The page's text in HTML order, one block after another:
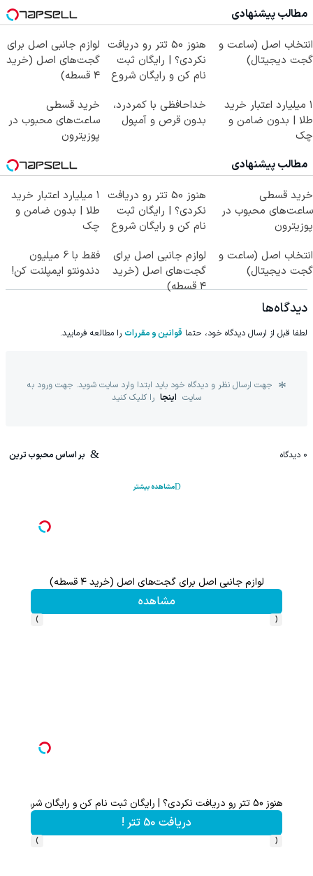
مطالب پیشنهادی
انتخاب اصل (ساعت و
گجت دیجیتال)
هنوز 50 تتر رو دریافت
نکردی؟ | رایگان ثبت
نام کن و رایگان شروع
لوازم جانبی اصل برای
گجت‌های اصل (خرید
۴ قسطه)
۱ میلیارد اعتبار خرید
طلا | بدون ضامن و
چک
خداحافظی با کمردرد،
بدون قرص و آمپول
خرید قسطی
ساعت‌های محبوب در
پوزیترون
مطالب پیشنهادی
خرید قسطی
ساعت‌های محبوب در
پوزیترون
هنوز 50 تتر رو دریافت
نکردی؟ | رایگان ثبت
نام کن و رایگان شروع
۱ میلیارد اعتبار خرید
طلا | بدون ضامن و
چک
انتخاب اصل (ساعت و
گجت دیجیتال)
لوازم جانبی اصل برای
گجت‌های اصل (خرید
۴ قسطه)
فقط با 6 میلیون
دندونتو ایمپلنت کن!
دیدگاه‌ها
لطفا قبل از ارسال دیدگاه خود، حتما قوانین و مقررات را مطالعه فرمایید.
جهت ارسال نظر و دیدگاه خود باید ابتدا وارد سایت شوید. جهت ورود به
سایت اینجا را کلیک کنید
0 دیدگاه بر اساس محبوب ترین
مشاهده بیشتر
لوازم جانبی اصل برای گجت‌های اصل (خرید ۴ قسطه)
مشاهده
‹
›
هنوز 50 تتر رو دریافت نکردی؟ | رایگان ثبت نام کن و رایگان شروع کن!
دریافت 50 تتر !
‹
›